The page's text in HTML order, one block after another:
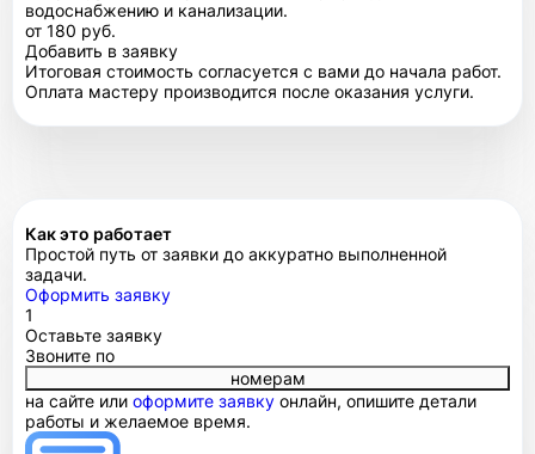
водоснабжению и канализации.
от 180 руб.
Добавить в заявку
Итоговая стоимость согласуется с вами до начала работ.
Оплата мастеру производится после оказания услуги.
Как это работает
Простой путь от заявки до аккуратно выполненной
задачи.
Оформить заявку
1
Оставьте заявку
Звоните по
номерам
на сайте или оформите заявку онлайн, опишите детали
работы и желаемое время.